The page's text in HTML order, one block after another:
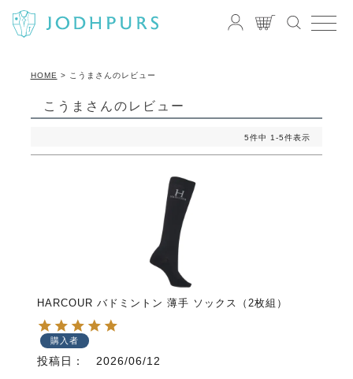
HOME こうまさんのレビュー
こうまさんのレビュー
5件中 1-5件表示
HARCOUR バドミントン 薄手 ソックス（2枚組）
購入者
投稿日 2026/06/12